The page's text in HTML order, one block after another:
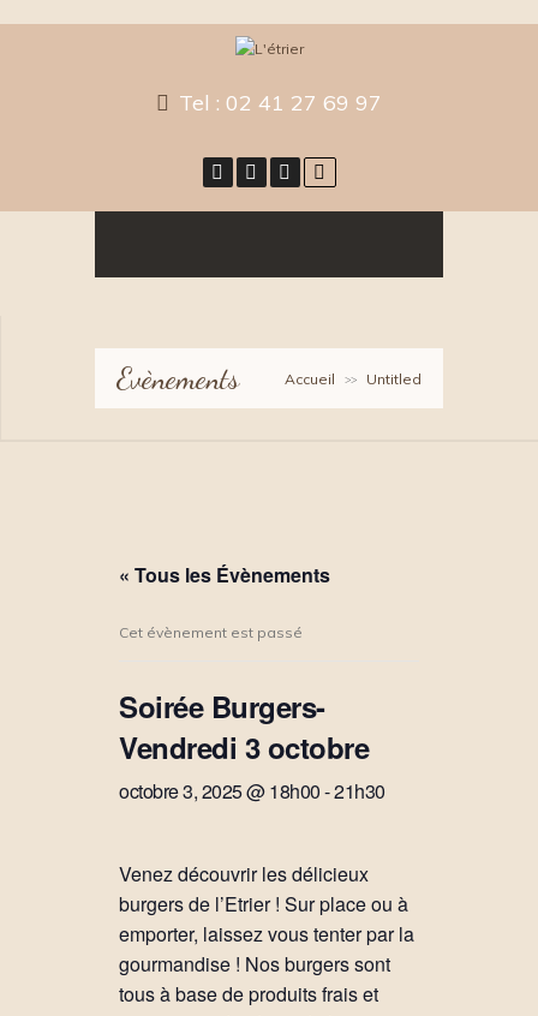
Tel : 02 41 27 69 97
Evènements Accueil >> Untitled
« Tous les Évènements
Cet évènement est passé
Soirée Burgers-
Vendredi 3 octobre
octobre 3, 2025 @ 18h00-21h30
Venez découvrir les délicieux
burgers de l’Etrier ! Sur place ou à
emporter, laissez vous tenter par la
gourmandise ! Nos burgers sont
tous à base de produits frais et